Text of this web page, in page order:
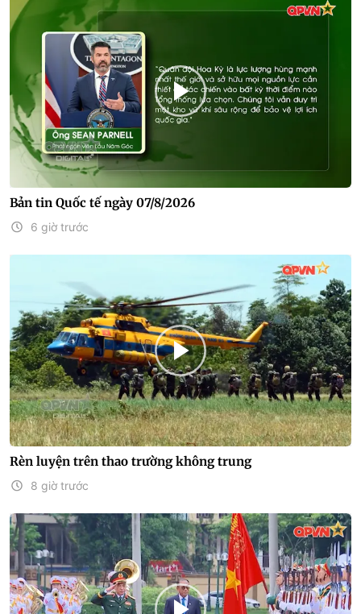
Bản tin Quốc tế ngày 07/8/2026
6 giờ trước
Rèn luyện trên thao trường không trung
8 giờ trước